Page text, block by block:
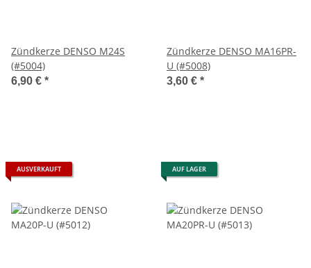
Zündkerze DENSO M24S
(#5004)
6,90 € *
Zündkerze DENSO MA16PR-
U (#5008)
3,60 € *
AUSVERKAUFT AUF LAGER